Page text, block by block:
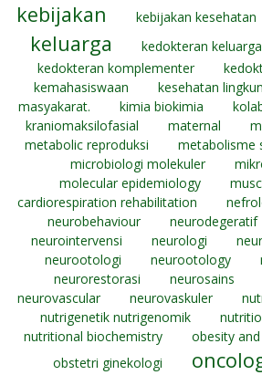
kebijakan kebijakan kesehatan
keluarga
kedokteran
kedokteran komplementer
kemahasiswaan
kesehatan
masyakarat.
kimia biokimia
kraniomaksilofasial
maternal
metabolic reproduksi
metabolisme
microbiologi molekuler
molecular epidemiology
cardiorespiration rehabilitation
neurobehaviour
neurodegeratif
neurointervensi
neurologi
neurootologi
neurootology
neurorestorasi
neurosains
neurovascular
neurovaskuler
nutrigenetik nutrigenomik
nutritional biochemistry
obesity
obstetri ginekologi